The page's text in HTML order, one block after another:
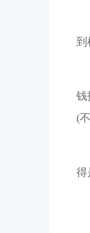
到
钱
(
得